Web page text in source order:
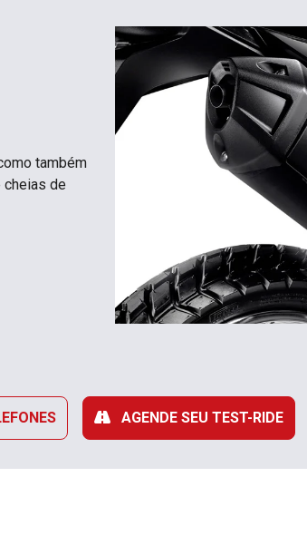
também
cheias de
AGENDE SEU TEST-RIDE